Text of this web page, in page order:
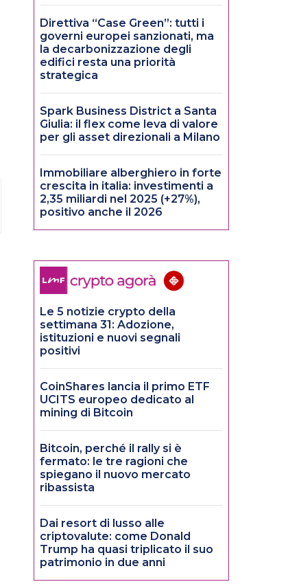
Direttiva “Case Green”: tutti i
governi europei sanzionati, ma
la decarbonizzazione degli
edifici resta una priorità
strategica
Spark Business District a Santa
Giulia: il flex come leva di valore
per gli asset direzionali a Milano
Immobiliare alberghiero in forte
crescita in italia: investimenti a
2,35 miliardi nel 2025 (+27%),
positivo anche il 2026
Le 5 notizie crypto della
settimana 31: Adozione,
istituzioni e nuovi segnali
positivi
CoinShares lancia il primo ETF
UCITS europeo dedicato al
mining di Bitcoin
Bitcoin, perché il rally si è
fermato: le tre ragioni che
spiegano il nuovo mercato
ribassista
Dai resort di lusso alle
criptovalute: come Donald
Trump ha quasi triplicato il suo
patrimonio in due anni